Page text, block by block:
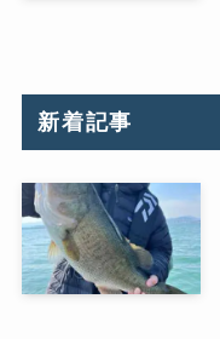
新着記事